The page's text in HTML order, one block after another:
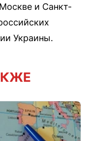
и Санкт-
Украины.